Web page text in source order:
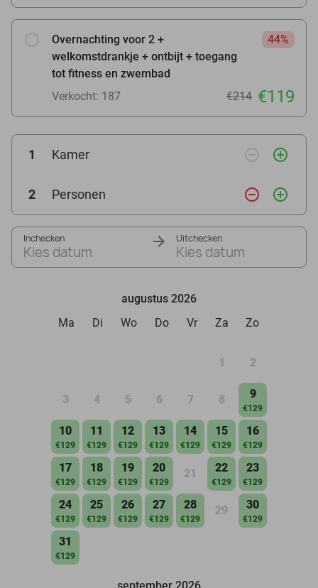
Overnachting voor 2 +
welkomstdrankje + ontbijt + toegang
tot fitness en zwembad
44%
Verkocht: 187 €214 €119
1 Kamer remove_circle_outline add_circle_outline
2 Personen remove_circle_outline add_circle_outline
Inchecken
Kies datum
Uitchecken
Kies datum
augustus 2026
Ma
Di Wo Do Vr Za Zo
1 2
3 4 5 6 7 8 9
€129
10
€129
11
€129
12
€129
13
€129
14
€129
15
€129
16
€129
17
€129
18
€129
19
€129
20
€129
21 22
€129
23
€129
24
€129
25
€129
26
€129
27
€129
28
€129
29 30
€129
31
€129